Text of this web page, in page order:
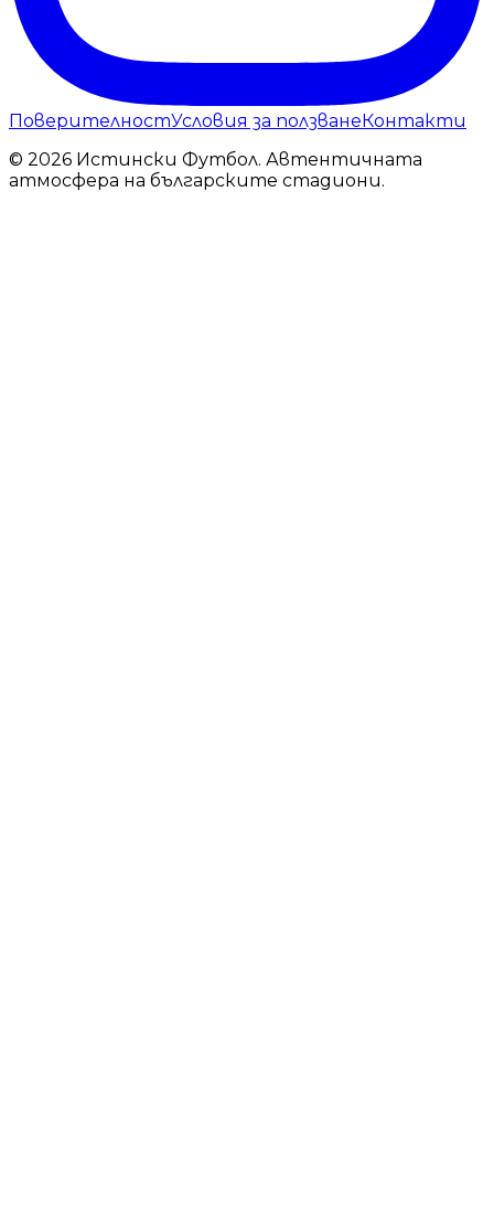
ПоверителностУсловия за ползванеКонтакти
© 2026 Истински Футбол. Автентичната
атмосфера на българските стадиони.